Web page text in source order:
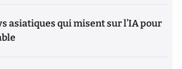
asiatiques qui misent sur l’IA pour